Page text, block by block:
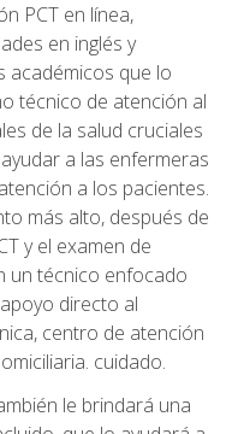
PCT en línea,
en inglés y
académicos que lo
técnico de atención al
de la salud cruciales
a las enfermeras
a los pacientes.
más alto, después de
y el examen de
un técnico enfocado
directo al
centro de atención
cuidado.
le brindará una